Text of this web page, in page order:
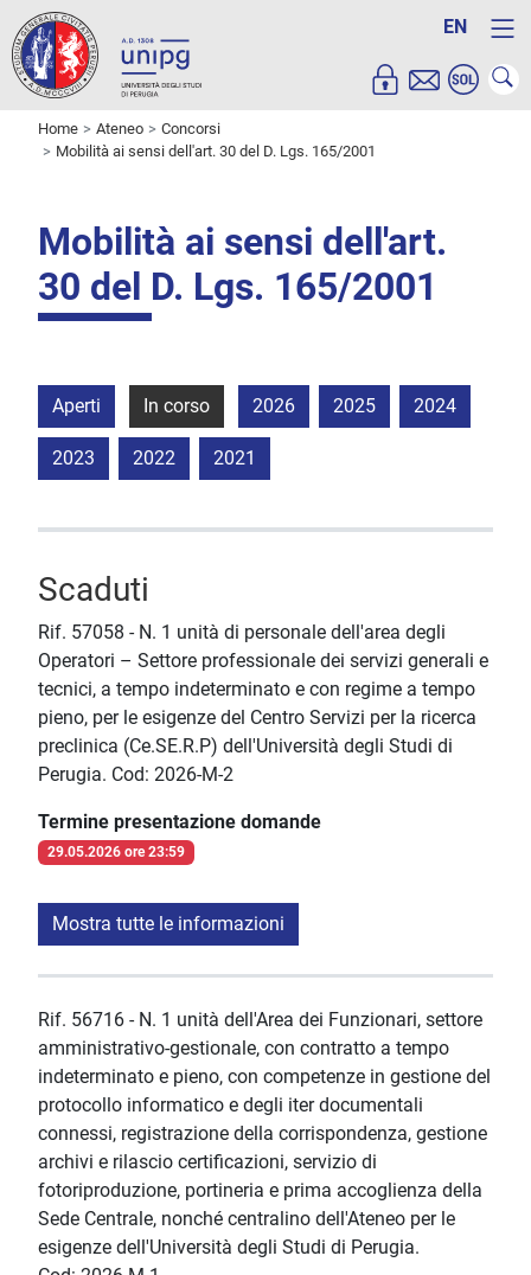
EN
Home Ateneo
Concorsi
Mobilità ai sensi dell'art. 30 del D. Lgs. 165/2001
Mobilità ai sensi dell'art.
30 del D. Lgs. 165/2001
Aperti In corso 2026 2025 2024
2023 2022 2021
Scaduti
Rif. 57058 - N. 1 unità di personale dell'area degli
Operatori – Settore professionale dei servizi generali e
tecnici, a tempo indeterminato e con regime a tempo
pieno, per le esigenze del Centro Servizi per la ricerca
preclinica (Ce.SE.R.P) dell'Università degli Studi di
Perugia. Cod: 2026-M-2
Termine presentazione domande
29.05.2026 ore 23:59
Mostra tutte le informazioni
Rif. 56716 - N. 1 unità dell'Area dei Funzionari, settore
amministrativo-gestionale, con contratto a tempo
indeterminato e pieno, con competenze in gestione del
protocollo informatico e degli iter documentali
connessi, registrazione della corrispondenza, gestione
archivi e rilascio certificazioni, servizio di
fotoriproduzione, portineria e prima accoglienza della
Sede Centrale, nonché centralino dell'Ateneo per le
esigenze dell'Università degli Studi di Perugia.